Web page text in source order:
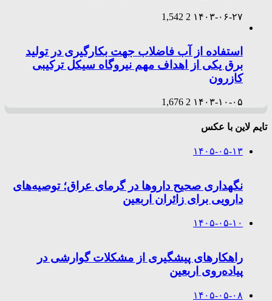
۱۴۰۳-۰۶-۲۷ 2
1,542
استفاده از آب فاضلاب جهت بکارگیری در تولید
برق یکی از اهداف مهم نیروگاه سیکل ترکیبی
کازرون
۱۴۰۳-۱۰-۰۵ 2
1,676
تایم لاین با عکس
۱۴۰۵-۰۵-۱۳
نگهداری صحیح داروها در گرمای عراق؛ توصیه‌های
دارویی برای زائران اربعین
۱۴۰۵-۰۵-۱۰
راهکارهای پیشگیری از مشکلات گوارشی در
پیاده‌روی اربعین
۱۴۰۵-۰۵-۰۸